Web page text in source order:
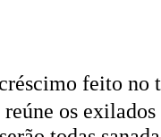
feito
os